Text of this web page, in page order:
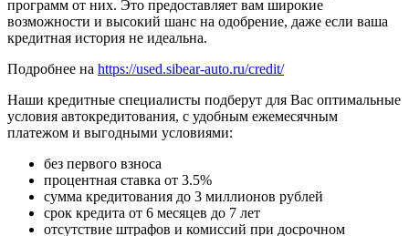
программ от них. Это предоставляет вам широкие
возможности и высокий шанс на одобрение, даже если ваша
кредитная история не идеальна.
Подробнее на https://used.sibear-auto.ru/credit/
Наши кредитные специалисты подберут для Вас оптимальные
условия автокредитования, с удобным ежемесячным
платежом и выгодными условиями:
без первого взноса
процентная ставка от 3.5%
сумма кредитования до 3 миллионов рублей
срок кредита от 6 месяцев до 7 лет
отсутствие штрафов и комиссий при досрочном